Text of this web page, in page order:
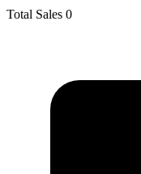
Total Sales 0